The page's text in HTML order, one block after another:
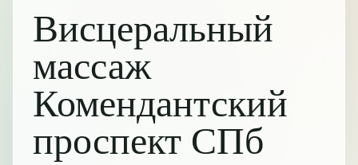
Висцеральный
массаж
Комендантский
проспект СПб